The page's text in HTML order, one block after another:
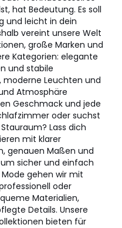
hat Bedeutung. Es soll
und leicht in dein
vereint unsere Welt
große Marken und
Kategorien: elegante
und stabile
moderne Leuchten und
Atmosphäre
Geschmack und jede
oder suchst
Lass dich
mit klarer
genauen Maßen und
sicher und einfach
gehen wir mit
oder
Materialien,
Details. Unsere
bieten für